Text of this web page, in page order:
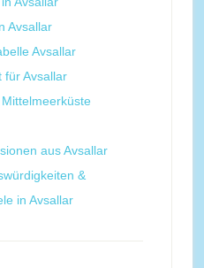
Avsallar
Avsallar
für Avsallar
aus Avsallar
&
in Avsallar